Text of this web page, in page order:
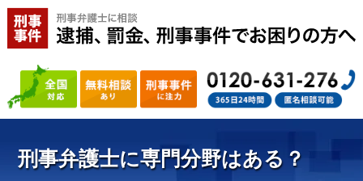
刑事弁護士に専門分野はある？